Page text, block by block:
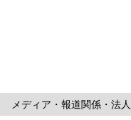
メディア・報道関係・法